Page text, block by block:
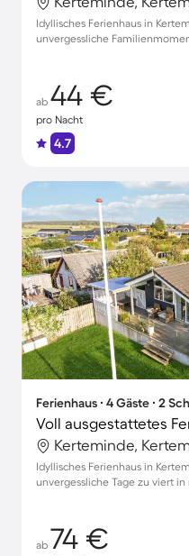
Idyllisches Ferienhaus in
unvergessliche
ab 44 €
pro Nacht
4.7
Ferienhaus ∙ 4 Gäste ∙ 2
Idyllisches Ferienhaus in
unvergessliche Tage zu viert
ab 74 €